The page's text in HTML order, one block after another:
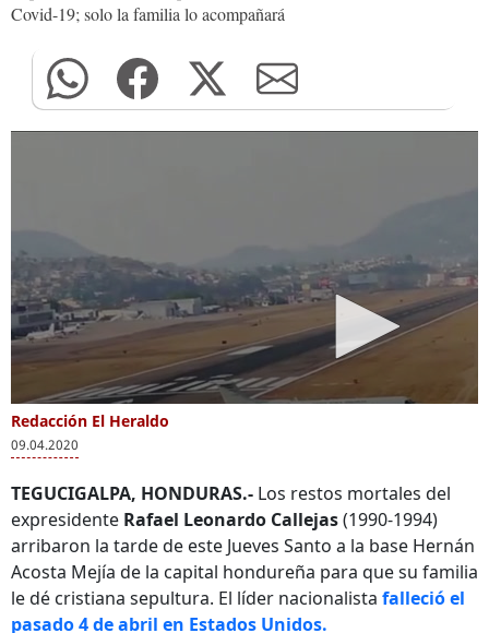
Covid-19; solo la familia lo acompañará
0
Redacción El Heraldo
09.04.2020
TEGUCIGALPA, HONDURAS.- Los restos mortales del
expresidente Rafael Leonardo Callejas(1990-1994)
arribaron la tarde de este Jueves Santo a la base Hernán
Acosta Mejía de la capital hondureña para que su familia
le dé cristiana sepultura. El líder nacionalista falleció el
pasado 4 de abril en Estados Unidos.